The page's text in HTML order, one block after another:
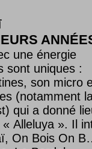
une énergie
sont uniques :
son micro
(notamment
qui a donné
Alleluya ». Il
On Bois On